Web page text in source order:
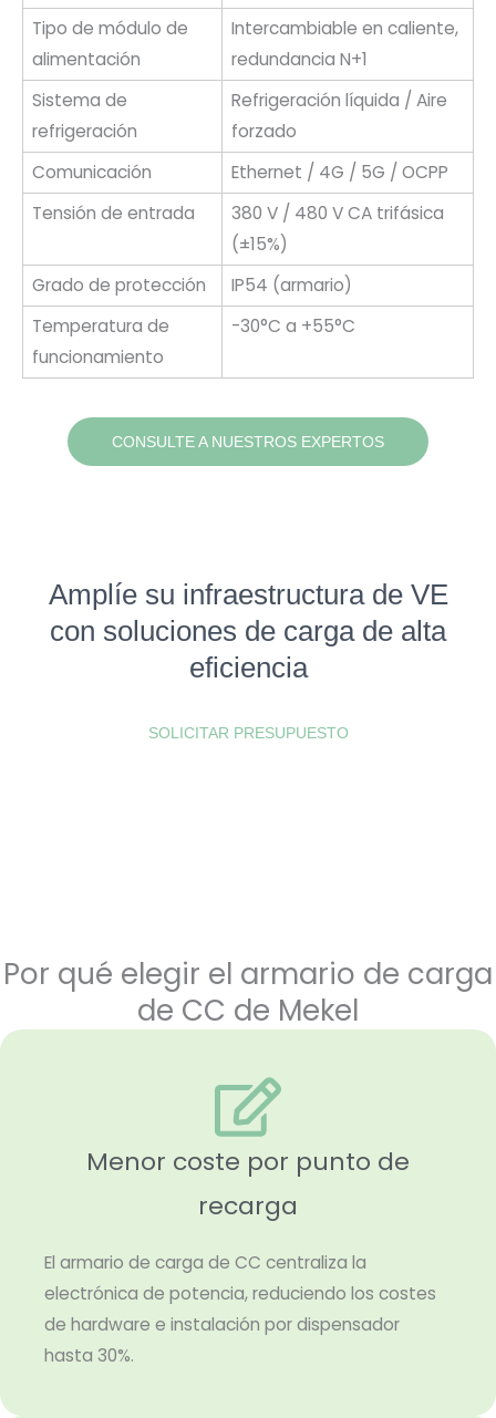
Tipo de módulo de
alimentación
Intercambiable en caliente,
redundancia N+1
Sistema de
refrigeración
Refrigeración líquida / Aire
forzado
Comunicación
Ethernet / 4G / 5G / OCPP
Tensión de entrada
380 V / 480 V CA trifásica
(±15%)
Grado de protección
IP54 (armario)
Temperatura de
funcionamiento
-30°C a +55°C
CONSULTE A NUESTROS EXPERTOS
Amplíe su infraestructura de VE
con soluciones de carga de alta
eficiencia
SOLICITAR PRESUPUESTO
Por qué elegir el armario de carga
de CC de Mekel
Menor coste por punto de
recarga
El armario de carga de CC centraliza la
electrónica de potencia, reduciendo los costes
de hardware e instalación por dispensador
hasta 30%.